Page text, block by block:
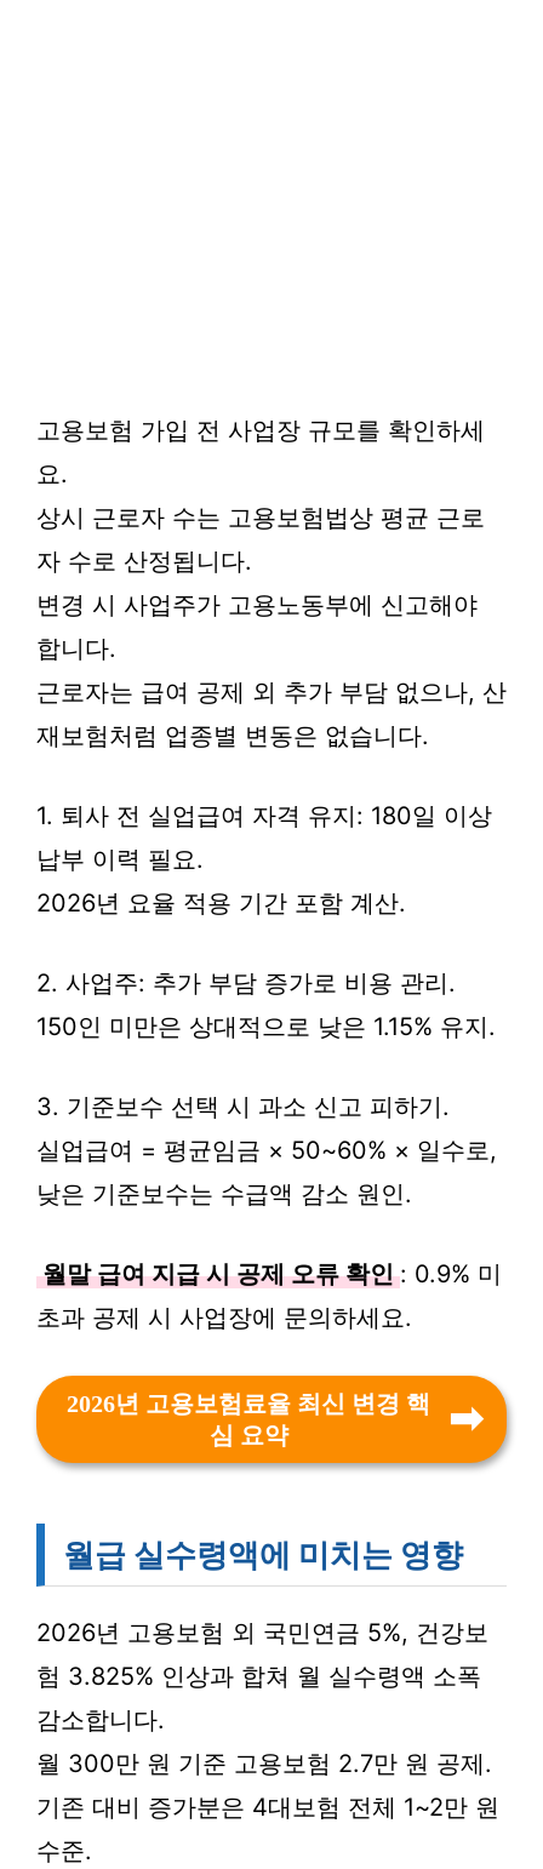
고용보험 가입 전 사업장 규모를 확인하세
요.
상시 근로자 수는 고용보험법상 평균 근로
자 수로 산정됩니다.
변경 시 사업주가 고용노동부에 신고해야
합니다.
근로자는 급여 공제 외 추가 부담 없으나, 산
재보험처럼 업종별 변동은 없습니다.
1. 퇴사 전 실업급여 자격 유지: 180일 이상
납부 이력 필요.
2026년 요율 적용 기간 포함 계산.
2. 사업주: 추가 부담 증가로 비용 관리.
150인 미만은 상대적으로 낮은 1.15% 유지.
3. 기준보수 선택 시 과소 신고 피하기.
실업급여 = 평균임금 × 50~60% × 일수로,
낮은 기준보수는 수급액 감소 원인.
월말 급여 지급 시 공제 오류 확인 : 0.9% 미
초과 공제 시 사업장에 문의하세요.
2026년 고용보험료율 최신 변경 핵
심 요약
월급 실수령액에 미치는 영향
2026년 고용보험 외 국민연금 5%, 건강보
험 3.825% 인상과 합쳐 월 실수령액 소폭
감소합니다.
월 300만 원 기준 고용보험 2.7만 원 공제.
기존 대비 증가분은 4대보험 전체 1~2만 원
수준.